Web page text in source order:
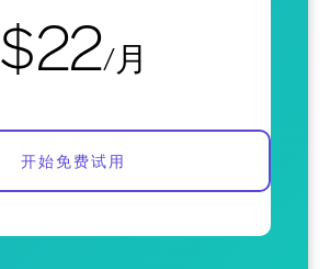
$22/月
开始免费试用